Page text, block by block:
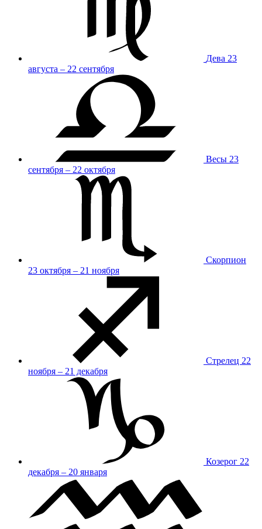
Дева 23
августа – 22 сентября
Весы 23
сентября – 22 октября
Скорпион
23 октября – 21 ноября
Стрелец 22
ноября – 21 декабря
Козерог 22
декабря – 20 января